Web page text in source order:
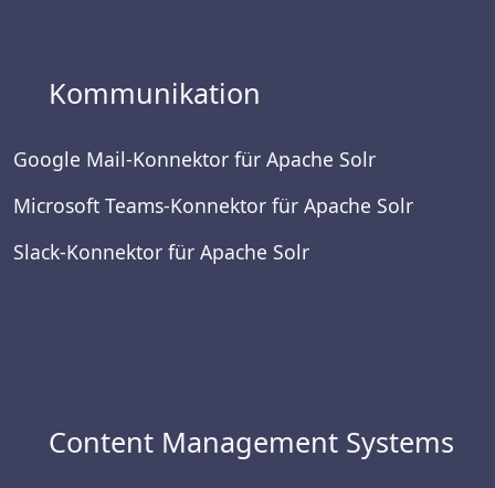
Kommunikation
Google Mail-Konnektor für Apache Solr
Microsoft Teams-Konnektor für Apache Solr
Slack-Konnektor für Apache Solr
Content Management Systems